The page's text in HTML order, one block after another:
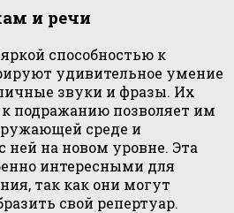
и речи
способностью к
удивительное умение
звуки и фразы. Их
подражанию позволяет им
среде и
ней на новом уровне. Эта
интересными для
так как они могут
свой репертуар.